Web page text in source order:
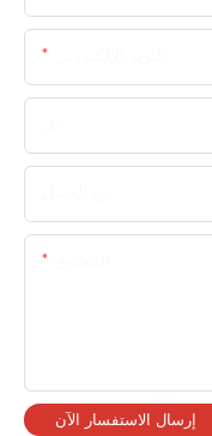
إرسال الاستفسار الآن